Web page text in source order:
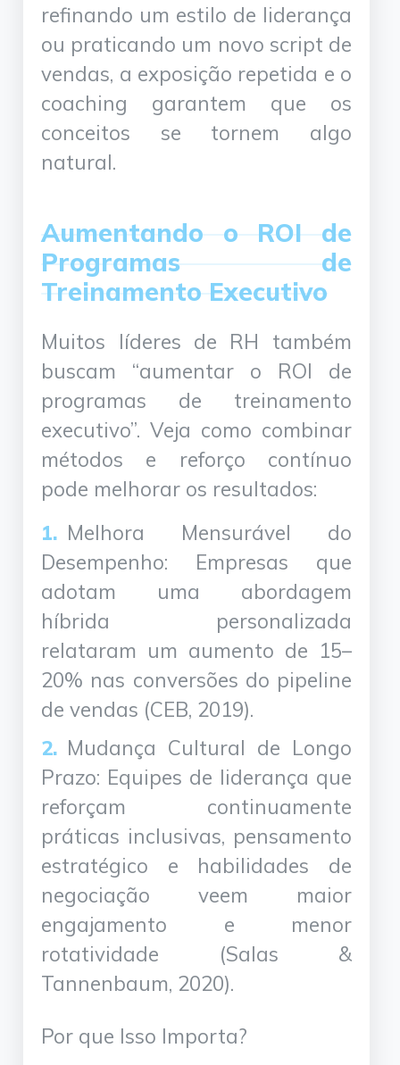
refinando um estilo de liderança
ou praticando um novo script de
vendas, a exposição repetida e o
coaching garantem que os
conceitos se tornem algo
natural.
Aumentando o ROI de
Programas de
Treinamento Executivo
Muitos líderes de RH também
buscam “aumentar o ROI de
programas de treinamento
executivo”. Veja como combinar
métodos e reforço contínuo
pode melhorar os resultados:
Melhora Mensurável do
Desempenho: Empresas que
adotam uma abordagem
híbrida personalizada
relataram um aumento de 15–
20% nas conversões do pipeline
de vendas (CEB, 2019).
Mudança Cultural de Longo
Prazo: Equipes de liderança que
reforçam continuamente
práticas inclusivas, pensamento
estratégico e habilidades de
negociação veem maior
engajamento e menor
rotatividade (Salas &
Tannenbaum, 2020).
Por que Isso Importa?